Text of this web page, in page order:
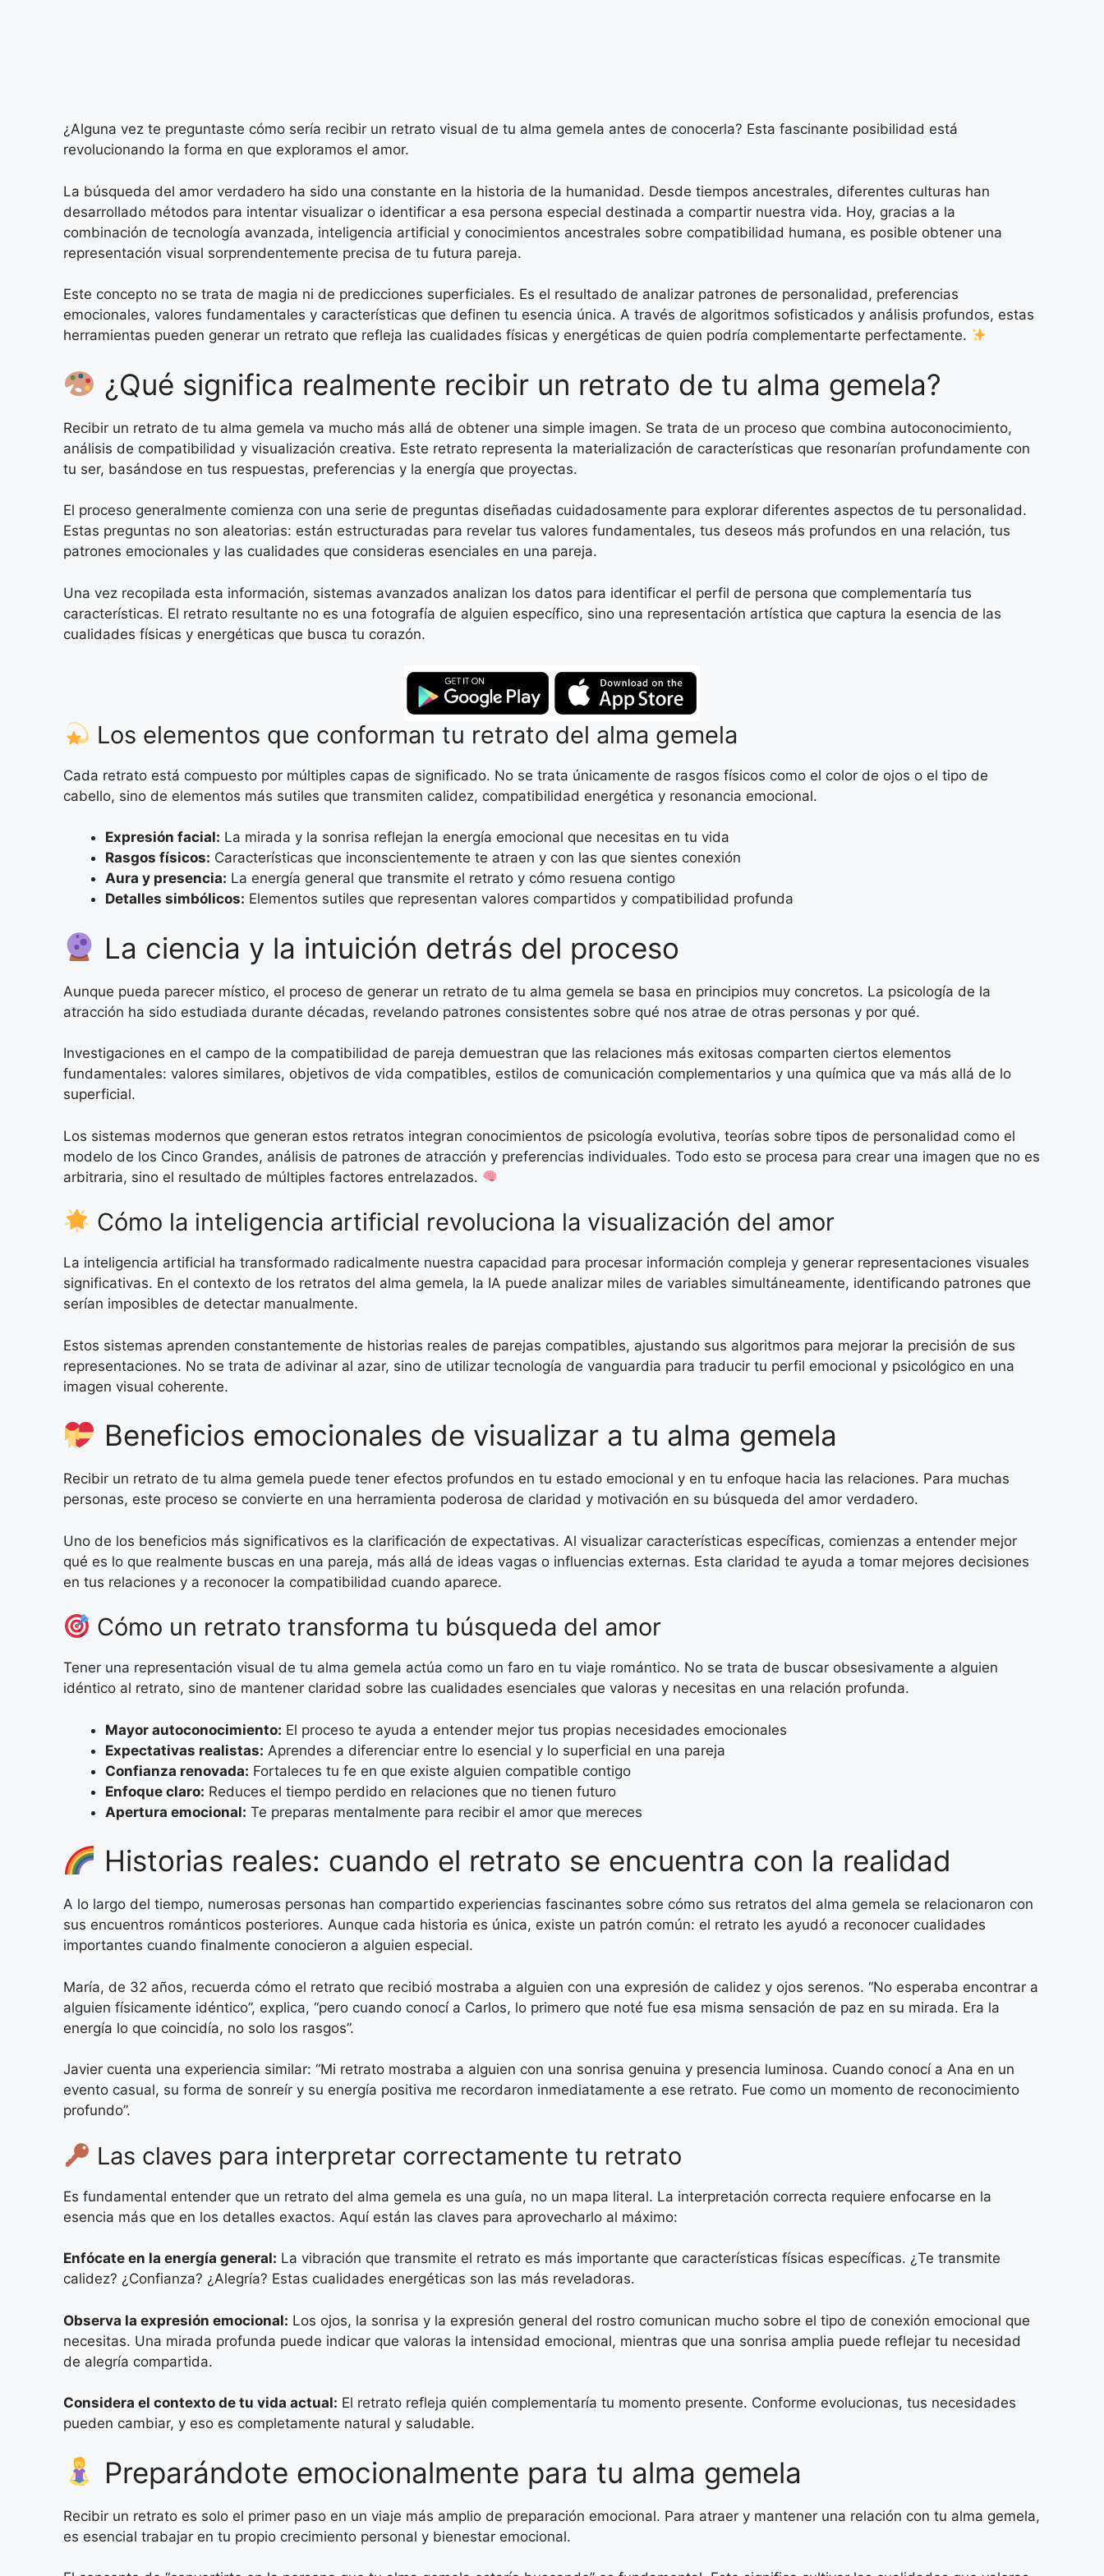
¿Alguna vez te preguntaste cómo sería recibir un retrato visual de tu alma gemela antes de conocerla? Esta fascinante posibilidad está
revolucionando la forma en que exploramos el amor.
La búsqueda del amor verdadero ha sido una constante en la historia de la humanidad. Desde tiempos ancestrales, diferentes culturas han
desarrollado métodos para intentar visualizar o identificar a esa persona especial destinada a compartir nuestra vida. Hoy, gracias a la
combinación de tecnología avanzada, inteligencia artificial y conocimientos ancestrales sobre compatibilidad humana, es posible obtener una
representación visual sorprendentemente precisa de tu futura pareja.
Este concepto no se trata de magia ni de predicciones superficiales. Es el resultado de analizar patrones de personalidad, preferencias
emocionales, valores fundamentales y características que definen tu esencia única. A través de algoritmos sofisticados y análisis profundos, estas
herramientas pueden generar un retrato que refleja las cualidades físicas y energéticas de quien podría complementarte perfectamente.
¿Qué significa realmente recibir un retrato de tu alma gemela?
Recibir un retrato de tu alma gemela va mucho más allá de obtener una simple imagen. Se trata de un proceso que combina autoconocimiento,
análisis de compatibilidad y visualización creativa. Este retrato representa la materialización de características que resonarían profundamente con
tu ser, basándose en tus respuestas, preferencias y la energía que proyectas.
El proceso generalmente comienza con una serie de preguntas diseñadas cuidadosamente para explorar diferentes aspectos de tu personalidad.
Estas preguntas no son aleatorias: están estructuradas para revelar tus valores fundamentales, tus deseos más profundos en una relación, tus
patrones emocionales y las cualidades que consideras esenciales en una pareja.
Una vez recopilada esta información, sistemas avanzados analizan los datos para identificar el perfil de persona que complementaría tus
características. El retrato resultante no es una fotografía de alguien específico, sino una representación artística que captura la esencia de las
cualidades físicas y energéticas que busca tu corazón.
Los elementos que conforman tu retrato del alma gemela
Cada retrato está compuesto por múltiples capas de significado. No se trata únicamente de rasgos físicos como el color de ojos o el tipo de
cabello, sino de elementos más sutiles que transmiten calidez, compatibilidad energética y resonancia emocional.
Expresión facial: La mirada y la sonrisa reflejan la energía emocional que necesitas en tu vida
Rasgos físicos: Características que inconscientemente te atraen y con las que sientes conexión
Aura y presencia: La energía general que transmite el retrato y cómo resuena contigo
Detalles simbólicos: Elementos sutiles que representan valores compartidos y compatibilidad profunda
La ciencia y la intuición detrás del proceso
Aunque pueda parecer místico, el proceso de generar un retrato de tu alma gemela se basa en principios muy concretos. La psicología de la
atracción ha sido estudiada durante décadas, revelando patrones consistentes sobre qué nos atrae de otras personas y por qué.
Investigaciones en el campo de la compatibilidad de pareja demuestran que las relaciones más exitosas comparten ciertos elementos
fundamentales: valores similares, objetivos de vida compatibles, estilos de comunicación complementarios y una química que va más allá de lo
superficial.
Los sistemas modernos que generan estos retratos integran conocimientos de psicología evolutiva, teorías sobre tipos de personalidad como el
modelo de los Cinco Grandes, análisis de patrones de atracción y preferencias individuales. Todo esto se procesa para crear una imagen que no es
arbitraria, sino el resultado de múltiples factores entrelazados.
Cómo la inteligencia artificial revoluciona la visualización del amor
La inteligencia artificial ha transformado radicalmente nuestra capacidad para procesar información compleja y generar representaciones visuales
significativas. En el contexto de los retratos del alma gemela, la IA puede analizar miles de variables simultáneamente, identificando patrones que
serían imposibles de detectar manualmente.
Estos sistemas aprenden constantemente de historias reales de parejas compatibles, ajustando sus algoritmos para mejorar la precisión de sus
representaciones. No se trata de adivinar al azar, sino de utilizar tecnología de vanguardia para traducir tu perfil emocional y psicológico en una
imagen visual coherente.
Beneficios emocionales de visualizar a tu alma gemela
Recibir un retrato de tu alma gemela puede tener efectos profundos en tu estado emocional y en tu enfoque hacia las relaciones. Para muchas
personas, este proceso se convierte en una herramienta poderosa de claridad y motivación en su búsqueda del amor verdadero.
Uno de los beneficios más significativos es la clarificación de expectativas. Al visualizar características específicas, comienzas a entender mejor
qué es lo que realmente buscas en una pareja, más allá de ideas vagas o influencias externas. Esta claridad te ayuda a tomar mejores decisiones
en tus relaciones y a reconocer la compatibilidad cuando aparece.
Cómo un retrato transforma tu búsqueda del amor
Tener una representación visual de tu alma gemela actúa como un faro en tu viaje romántico. No se trata de buscar obsesivamente a alguien
idéntico al retrato, sino de mantener claridad sobre las cualidades esenciales que valoras y necesitas en una relación profunda.
Mayor autoconocimiento: El proceso te ayuda a entender mejor tus propias necesidades emocionales
Expectativas realistas: Aprendes a diferenciar entre lo esencial y lo superficial en una pareja
Confianza renovada: Fortaleces tu fe en que existe alguien compatible contigo
Enfoque claro: Reduces el tiempo perdido en relaciones que no tienen futuro
Apertura emocional: Te preparas mentalmente para recibir el amor que mereces
Historias reales: cuando el retrato se encuentra con la realidad
A lo largo del tiempo, numerosas personas han compartido experiencias fascinantes sobre cómo sus retratos del alma gemela se relacionaron con
sus encuentros románticos posteriores. Aunque cada historia es única, existe un patrón común: el retrato les ayudó a reconocer cualidades
importantes cuando finalmente conocieron a alguien especial.
María, de 32 años, recuerda cómo el retrato que recibió mostraba a alguien con una expresión de calidez y ojos serenos. “No esperaba encontrar a
alguien físicamente idéntico”, explica, “pero cuando conocí a Carlos, lo primero que noté fue esa misma sensación de paz en su mirada. Era la
energía lo que coincidía, no solo los rasgos”.
Javier cuenta una experiencia similar: “Mi retrato mostraba a alguien con una sonrisa genuina y presencia luminosa. Cuando conocí a Ana en un
evento casual, su forma de sonreír y su energía positiva me recordaron inmediatamente a ese retrato. Fue como un momento de reconocimiento
profundo”.
Las claves para interpretar correctamente tu retrato
Es fundamental entender que un retrato del alma gemela es una guía, no un mapa literal. La interpretación correcta requiere enfocarse en la
esencia más que en los detalles exactos. Aquí están las claves para aprovecharlo al máximo:
Enfócate en la energía general: La vibración que transmite el retrato es más importante que características físicas específicas. ¿Te transmite
calidez? ¿Confianza? ¿Alegría? Estas cualidades energéticas son las más reveladoras.
Observa la expresión emocional: Los ojos, la sonrisa y la expresión general del rostro comunican mucho sobre el tipo de conexión emocional que
necesitas. Una mirada profunda puede indicar que valoras la intensidad emocional, mientras que una sonrisa amplia puede reflejar tu necesidad
de alegría compartida.
Considera el contexto de tu vida actual: El retrato refleja quién complementaría tu momento presente. Conforme evolucionas, tus necesidades
pueden cambiar, y eso es completamente natural y saludable.
Preparándote emocionalmente para tu alma gemela
Recibir un retrato es solo el primer paso en un viaje más amplio de preparación emocional. Para atraer y mantener una relación con tu alma gemela,
es esencial trabajar en tu propio crecimiento personal y bienestar emocional.